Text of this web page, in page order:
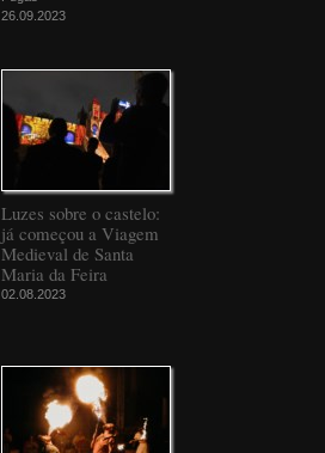
26.09.2023
Luzes sobre o castelo:
já começou a Viagem
Medieval de Santa
Maria da Feira
02.08.2023